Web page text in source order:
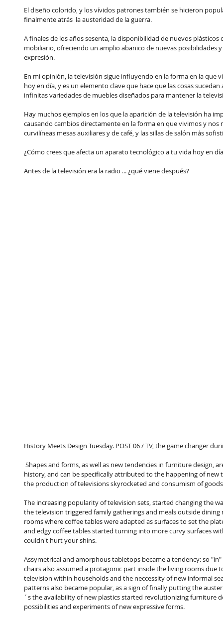
El diseño colorido, y los vívidos patrones también se hicieron
finalmente atrás  la austeridad de la guerra.
A finales de los años sesenta, la disponibilidad de nuevos
mobiliario, ofreciendo un amplio abanico de nuevas posibilidades
expresión.
En mi opinión, la televisión sigue influyendo en la forma en la
hoy en día, y es un elemento clave que hace que las cosas
infinitas variedades de muebles diseñados para mantener la
Hay muchos ejemplos en los que la aparición de la televisión ha
causando cambios directamente en la forma en que vivimos y
curvilíneas mesas auxiliares y de café, y las sillas de salón más
¿Cómo crees que afecta un aparato tecnológico a tu vida hoy en
Antes de la televisión era la radio ... ¿qué viene después?
History Meets Design Tuesday. POST 06 / TV, the game changer
history, and can be specifically attributed to the happening of new
the production of televisions skyrocketed and consumism of
The increasing popularity of television sets, started changing the
the television triggered family gatherings and meals outside
rooms where coffee tables were adapted as surfaces to set the
and edgy coffee tables started turning into more curvy surfaces
couldn't hurt your shins.
Assymetrical and amorphous tabletops became a tendency: so
chairs also assumed a protagonic part inside the living rooms due
television within households and the neccessity of new informal
patterns also became popular, as a sign of finally putting the
´s the availability of new plastics started revolutionizing furniture
possibilities and experiments of new expressive forms.